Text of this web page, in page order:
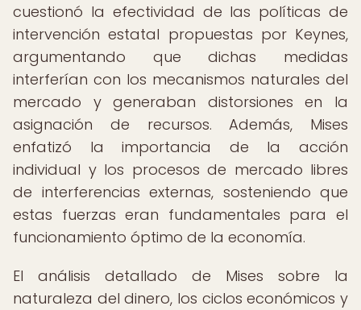
cuestionó la efectividad de las políticas de
intervención estatal propuestas por Keynes,
argumentando que dichas medidas
interferían con los mecanismos naturales del
mercado y generaban distorsiones en la
asignación de recursos. Además, Mises
enfatizó la importancia de la acción
individual y los procesos de mercado libres
de interferencias externas, sosteniendo que
estas fuerzas eran fundamentales para el
funcionamiento óptimo de la economía.
El análisis detallado de Mises sobre la
naturaleza del dinero, los ciclos económicos y